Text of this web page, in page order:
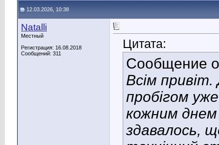
12.03.2026, 10:38
Natalli
Местный
Регистрация: 16.08.2018
Сообщений: 311
Цитата:
Сообщение
Всім
пробігом
кожним
здавалось,